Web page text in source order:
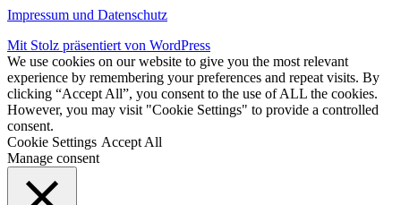
Impressum und Datenschutz
Mit Stolz präsentiert von WordPress
We use cookies on our website to give you the most relevant
experience by remembering your preferences and repeat visits. By
clicking “Accept All”, you consent to the use of ALL the cookies.
However, you may visit "Cookie Settings" to provide a controlled
consent.
Cookie Settings Accept All
Manage consent